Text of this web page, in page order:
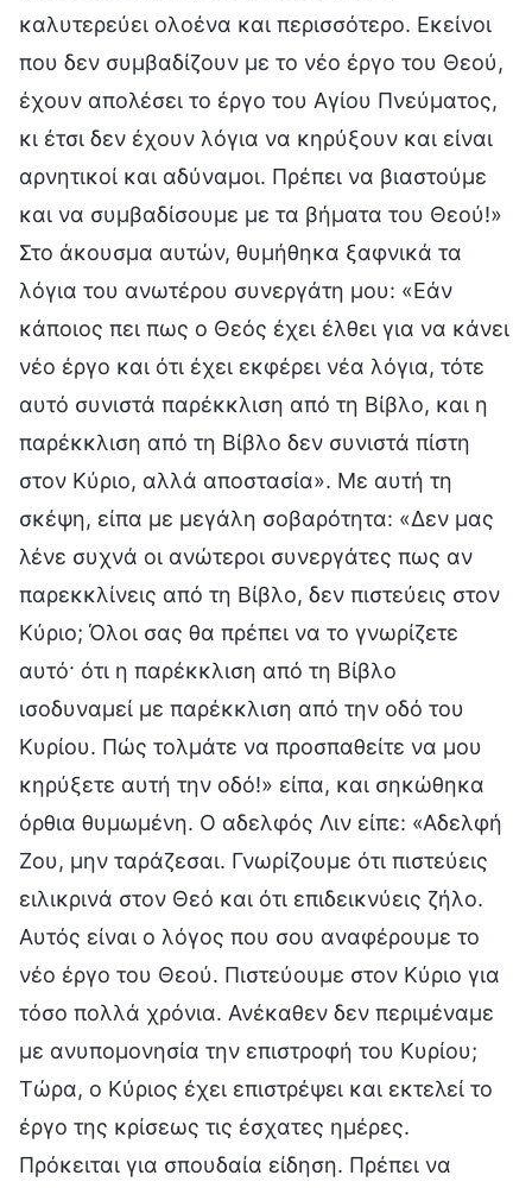
καλυτερεύει ολοένα και περισσότερο. Εκείνοι
που δεν συμβαδίζουν με το νέο έργο του Θεού,
έχουν απολέσει το έργο του Αγίου Πνεύματος,
κι έτσι δεν έχουν λόγια να κηρύξουν και είναι
αρνητικοί και αδύναμοι. Πρέπει να βιαστούμε
και να συμβαδίσουμε με τα βήματα του Θεού!»
Στο άκουσμα αυτών, θυμήθηκα ξαφνικά τα
λόγια του ανωτέρου συνεργάτη μου: «Εάν
κάποιος πει πως ο Θεός έχει έλθει για να κάνει
νέο έργο και ότι έχει εκφέρει νέα λόγια, τότε
αυτό συνιστά παρέκκλιση από τη Βίβλο, και η
παρέκκλιση από τη Βίβλο δεν συνιστά πίστη
στον Κύριο, αλλά αποστασία». Με αυτή τη
σκέψη, είπα με μεγάλη σοβαρότητα: «Δεν μας
λένε συχνά οι ανώτεροι συνεργάτες πως αν
παρεκκλίνεις από τη Βίβλο, δεν πιστεύεις στον
Κύριο; Όλοι σας θα πρέπει να το γνωρίζετε
αυτό· ότι η παρέκκλιση από τη Βίβλο
ισοδυναμεί με παρέκκλιση από την οδό του
Κυρίου. Πώς τολμάτε να προσπαθείτε να μου
κηρύξετε αυτή την οδό!» είπα, και σηκώθηκα
όρθια θυμωμένη. Ο αδελφός Λιν είπε: «Αδελφή
Ζου, μην ταράζεσαι. Γνωρίζουμε ότι πιστεύεις
ειλικρινά στον Θεό και ότι επιδεικνύεις ζήλο.
Αυτός είναι ο λόγος που σου αναφέρουμε το
νέο έργο του Θεού. Πιστεύουμε στον Κύριο για
τόσο πολλά χρόνια. Ανέκαθεν δεν περιμέναμε
με ανυπομονησία την επιστροφή του Κυρίου;
Τώρα, ο Κύριος έχει επιστρέψει και εκτελεί το
έργο της κρίσεως τις έσχατες ημέρες.
Πρόκειται για σπουδαία είδηση. Πρέπει να